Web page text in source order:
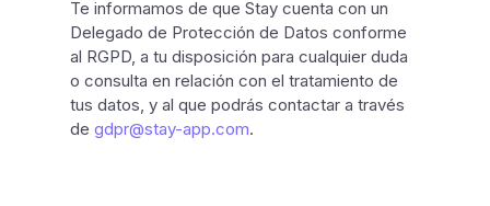
Te informamos de que Stay cuenta con un
Delegado de Protección de Datos conforme
al RGPD, a tu disposición para cualquier duda
o consulta en relación con el tratamiento de
tus datos, y al que podrás contactar a través
de gdpr@stay-app.com.